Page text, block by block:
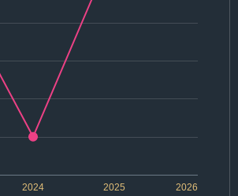
2024 2026
2025